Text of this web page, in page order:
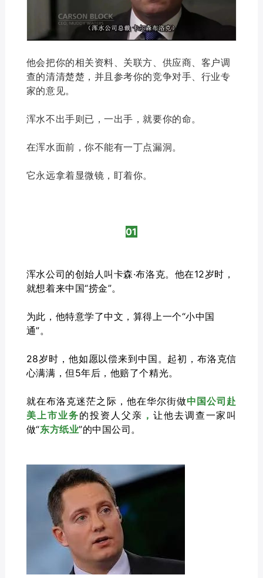
他会把你的相关资料、关联方、供应商、客户调
查的清清楚楚，并且参考你的竞争对手、行业专
家的意见。
浑水不出手则已，一出手，就要你的命。
在浑水面前，你不能有一丁点漏洞。
它永远拿着显微镜，盯着你。
01
浑水公司的创始人叫卡森·布洛克。他在12岁时，
就想着来中国“捞金”。
为此，他特意学了中文，算得上一个“小中国
通”。
28岁时，他如愿以偿来到中国。起初，布洛克信
心满满，但5年后，他赔了个精光。
就在布洛克迷茫之际，他在华尔街做中国公司赴
美上市业务的投资人父亲 ， 让他去调查一家叫
做“东方纸业”的中国公司。